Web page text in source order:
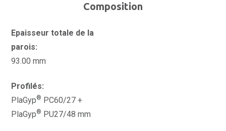
Composition
Epaisseur totale de la
parois:
93.00 mm
Profilés:
PlaGyp® PC60/27 +
PlaGyp® PU27/48 mm